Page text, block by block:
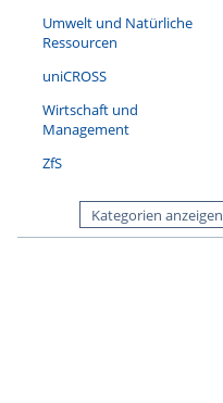
Umwelt und Natürliche
Ressourcen
uniCROSS
Wirtschaft und
Management
ZfS
Kategorien anzeigen